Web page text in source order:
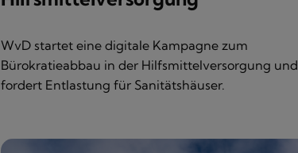
WvD startet eine digitale Kampagne zum
Bürokratieabbau in der Hilfsmittelversorgung und
fordert Entlastung für Sanitätshäuser.